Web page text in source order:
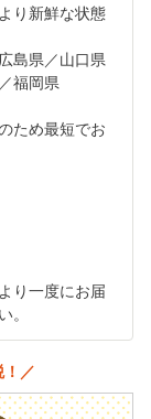
り新鮮な状態
島県／山口県
福岡県
ため最短でお
り一度にお届
。
！／